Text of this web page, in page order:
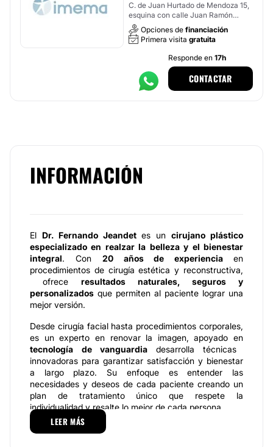
C. de Juan Hurtado de Mendoza 15,
esquina con calle Juan Ramón
Jiménez, Madrid
Opciones de financiación
Primera visita gratuita
Responde en 17h
CONTACTAR
INFORMACIÓN
El Dr. Fernando Jeandet es un cirujano plástico
especializado en realzar la belleza y el bienestar
integral. Con 20 años de experienciaen
procedimientos de cirugía estética y reconstructiva,
ofrece resultados naturales, seguros y
personalizados que permiten al paciente lograr una
mejor versión.
Desde cirugía facial hasta procedimientos corporales,
es un experto en renovar la imagen, apoyado en
tecnología de vanguardia desarrolla técnicas
innovadoras para garantizar satisfacción y bienestar
a largo plazo. Su enfoque es entender las
necesidades y deseos de cada paciente creando un
plan de tratamiento único que respete la
individualidad y resalte lo mejor de cada persona.
El Dr. Fernando Jeandet
LEER MÁS